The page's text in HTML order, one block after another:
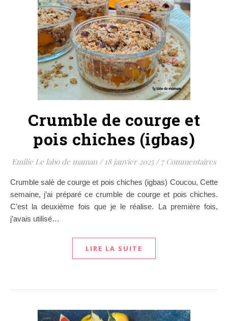
Crumble de courge et
pois chiches (igbas)
Emilie Le labo de maman / 18 janvier 2025 / 7 Commentaires
Crumble salé de courge et pois chiches (igbas) Coucou, Cette
semaine, j’ai préparé ce crumble de courge et pois chiches.
C’est la deuxième fois que je le réalise. La première fois,
j’avais utilisé…
LIRE LA SUITE